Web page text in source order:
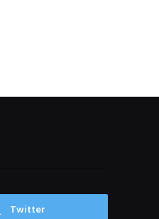
Twitter